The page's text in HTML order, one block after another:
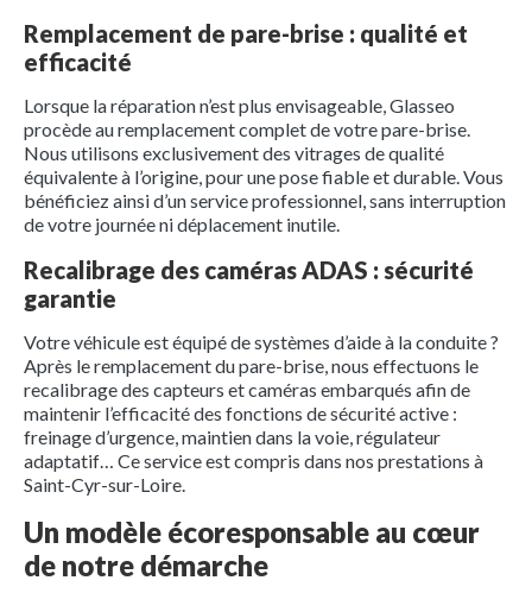
Remplacement de pare-brise : qualité et
efficacité
Lorsque la réparation n’est plus envisageable, Glasseo
procède au remplacement complet de votre pare-brise.
Nous utilisons exclusivement des vitrages de qualité
équivalente à l’origine, pour une pose fiable et durable. Vous
bénéficiez ainsi d’un service professionnel, sans interruption
de votre journée ni déplacement inutile.
Recalibrage des caméras ADAS : sécurité
garantie
Votre véhicule est équipé de systèmes d’aide à la conduite ?
Après le remplacement du pare-brise, nous effectuons le
recalibrage des capteurs et caméras embarqués afin de
maintenir l’efficacité des fonctions de sécurité active :
freinage d’urgence, maintien dans la voie, régulateur
adaptatif… Ce service est compris dans nos prestations à
Saint-Cyr-sur-Loire.
Un modèle écoresponsable au cœur
de notre démarche